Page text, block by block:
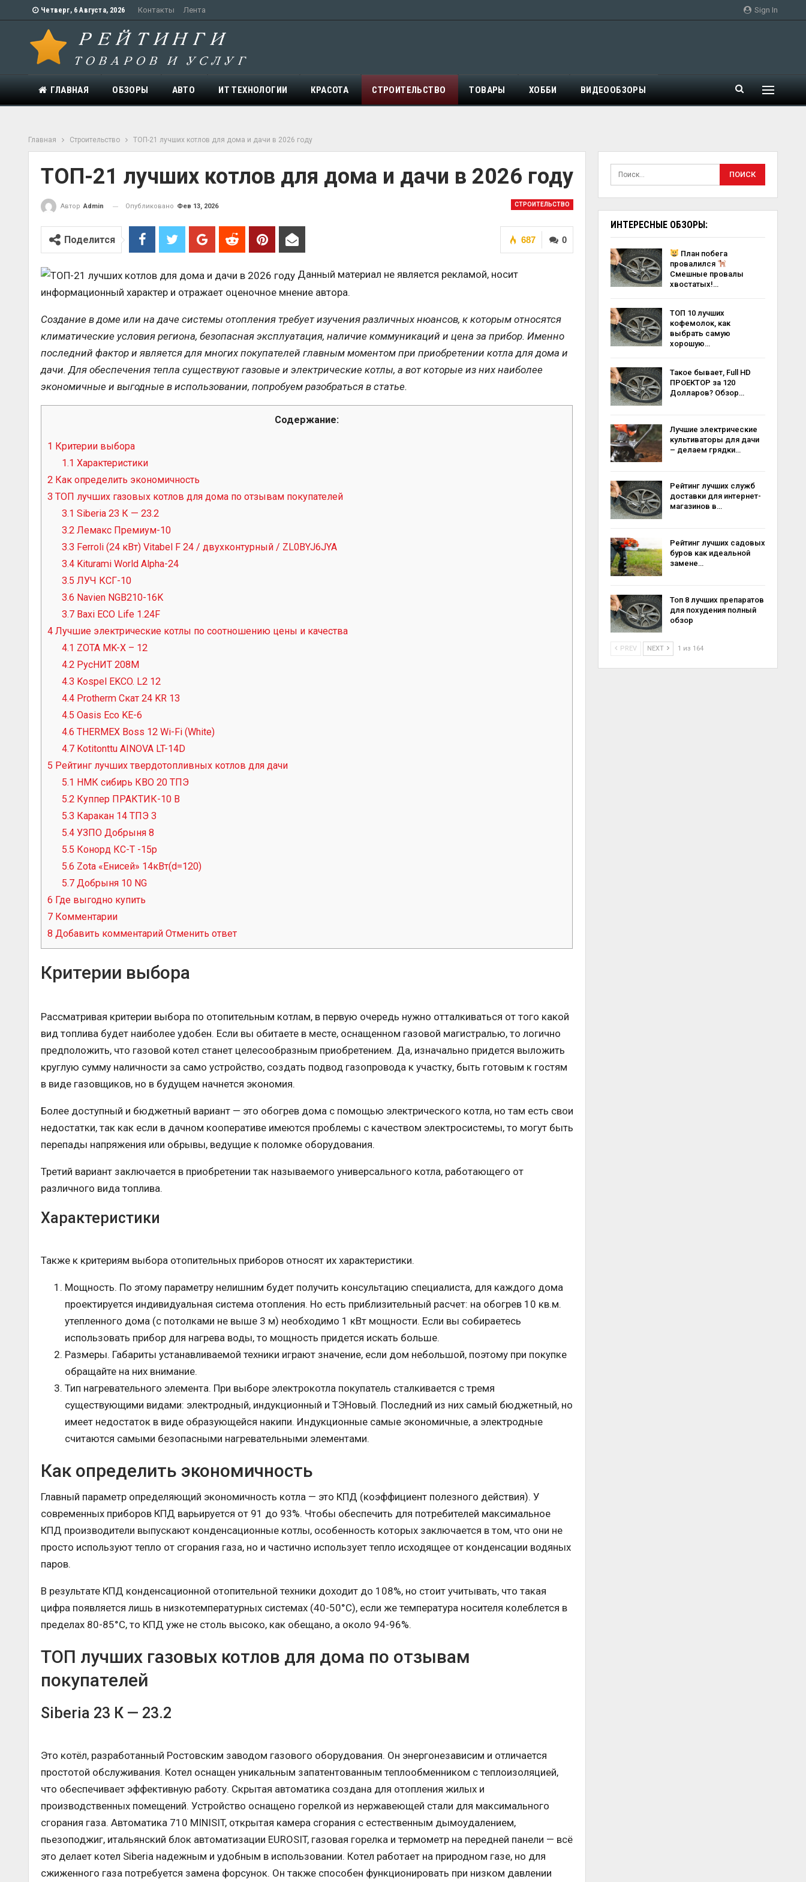
Sign In
Четверг, 6 Августа, 2026 Контакты Лента
ГЛАВНАЯ ОБЗОРЫ АВТО ИТ ТЕХНОЛОГИИ КРАСОТА СТРОИТЕЛЬСТВО ТОВАРЫ ХОББИ ВИДЕООБЗОРЫ
Главная Строительство ТОП-21 лучших котлов для дома и дачи в 2026 году
ТОП-21 лучших котлов для дома и дачи в 2026 году
СТРОИТЕЛЬСТВО
Автор Admin Опубликовано Фев 13, 2026
0
687
Поделится
Данный материал не является рекламой, носит
информационный характер и отражает оценочное мнение автора.
Создание в доме или на даче системы отопления требует изучения различных нюансов, к которым относятся
климатические условия региона, безопасная эксплуатация, наличие коммуникаций и цена за прибор. Именно
последний фактор и является для многих покупателей главным моментом при приобретении котла для дома и
дачи. Для обеспечения тепла существуют газовые и электрические котлы, а вот которые из них наиболее
экономичные и выгодные в использовании, попробуем разобраться в статье.
Содержание:
1 Критерии выбора
1.1 Характеристики
2 Как определить экономичность
3 ТОП лучших газовых котлов для дома по отзывам покупателей
3.1 Siberia 23 К — 23.2
3.2 Лемакс Премиум-10
3.3 Ferroli (24 кВт) Vitabel F 24 / двухконтурный / ZL0BYJ6JYA
3.4 Kiturami World Alpha-24
3.5 ЛУЧ КСГ-10
3.6 Navien NGB210-16K
3.7 Baxi ECO Life 1.24F
4 Лучшие электрические котлы по соотношению цены и качества
4.1 ZOTA MK-X – 12
4.2 РусНИТ 208М
4.3 Kospel EKCO. L2 12
4.4 Protherm Скат 24 KR 13
4.5 Oasis Eco KE-6
4.6 THERMEX Boss 12 Wi-Fi (White)
4.7 Kotitonttu AINOVA LT-14D
5 Рейтинг лучших твердотопливных котлов для дачи
5.1 НМК сибирь КВО 20 ТПЭ
5.2 Куппер ПРАКТИК-10 В
5.3 Каракан 14 ТПЭ 3
5.4 УЗПО Добрыня 8
5.5 Конорд КС-Т -15р
5.6 Zota «Енисей» 14кВт(d=120)
5.7 Добрыня 10 NG
6 Где выгодно купить
7 Комментарии
8 Добавить комментарий Отменить ответ
Критерии выбора
Рассматривая критерии выбора по отопительным котлам, в первую очередь нужно отталкиваться от того какой
вид топлива будет наиболее удобен. Если вы обитаете в месте, оснащенном газовой магистралью, то логично
предположить, что газовой котел станет целесообразным приобретением. Да, изначально придется выложить
круглую сумму наличности за само устройство, создать подвод газопровода к участку, быть готовым к гостям
в виде газовщиков, но в будущем начнется экономия.
Более доступный и бюджетный вариант — это обогрев дома с помощью электрического котла, но там есть свои
недостатки, так как если в дачном кооперативе имеются проблемы с качеством электросистемы, то могут быть
перепады напряжения или обрывы, ведущие к поломке оборудования.
Третий вариант заключается в приобретении так называемого универсального котла, работающего от
различного вида топлива.
Характеристики
Также к критериям выбора отопительных приборов относят их характеристики.
Мощность. По этому параметру нелишним будет получить консультацию специалиста, для каждого дома
проектируется индивидуальная система отопления. Но есть приблизительный расчет: на обогрев 10 кв.м.
утепленного дома (с потолками не выше 3 м) необходимо 1 кВт мощности. Если вы собираетесь
использовать прибор для нагрева воды, то мощность придется искать больше.
Размеры. Габариты устанавливаемой техники играют значение, если дом небольшой, поэтому при покупке
обращайте на них внимание.
Тип нагревательного элемента. При выборе электрокотла покупатель сталкивается с тремя
существующими видами: электродный, индукционный и ТЭНовый. Последний из них самый бюджетный, но
имеет недостаток в виде образующейся накипи. Индукционные самые экономичные, а электродные
считаются самыми безопасными нагревательными элементами.
Как определить экономичность
Главный параметр определяющий экономичность котла — это КПД (коэффициент полезного действия). У
современных приборов КПД варьируется от 91 до 93%. Чтобы обеспечить для потребителей максимальное
КПД производители выпускают конденсационные котлы, особенность которых заключается в том, что они не
просто используют тепло от сгорания газа, но и частично использует тепло исходящее от конденсации водяных
паров.
В результате КПД конденсационной отопительной техники доходит до 108%, но стоит учитывать, что такая
цифра появляется лишь в низкотемпературных системах (40-50°С), если же температура носителя колеблется в
пределах 80-85°С, то КПД уже не столь высоко, как обещано, а около 94-96%.
ТОП лучших газовых котлов для дома по отзывам
покупателей
Siberia 23 К — 23.2
Это котёл, разработанный Ростовским заводом газового оборудования. Он энергонезависим и отличается
простотой обслуживания. Котел оснащен уникальным запатентованным теплообменником с теплоизоляцией,
что обеспечивает эффективную работу. Скрытая автоматика создана для отопления жилых и
производственных помещений. Устройство оснащено горелкой из нержавеющей стали для максимального
сгорания газа. Автоматика 710 MINISIT, открытая камера сгорания с естественным дымоудалением,
пьезоподжиг, итальянский блок автоматизации EUROSIT, газовая горелка и термометр на передней панели — всё
это делает котел Siberia надежным и удобным в использовании. Котел работает на природном газе, но для
сжиженного газа потребуется замена форсунок. Он также способен функционировать при низком давлении
ИНТЕРЕСНЫЕ ОБЗОРЫ:
План побега
провалился
Смешные провалы
хвостатых!…
ТОП 10 лучших
кофемолок, как
выбрать самую
хорошую…
Такое бывает, Full HD
ПРОЕКТОР за 120
Долларов? Обзор…
Лучшие электрические
культиваторы для дачи
– делаем грядки…
Рейтинг лучших служб
доставки для интернет-
магазинов в…
Рейтинг лучших садовых
буров как идеальной
замене…
Топ 8 лучших препаратов
для похудения полный
обзор
PREV NEXT 1 из 164